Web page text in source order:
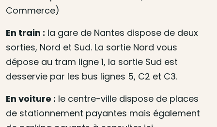
Commerce)
En train : la gare de Nantes dispose de deux
sorties, Nord et Sud. La sortie Nord vous
dépose au tram ligne 1, la sortie Sud est
desservie par les bus lignes 5, C2 et C3.
En voiture : le centre-ville dispose de places
de stationnement payantes mais également